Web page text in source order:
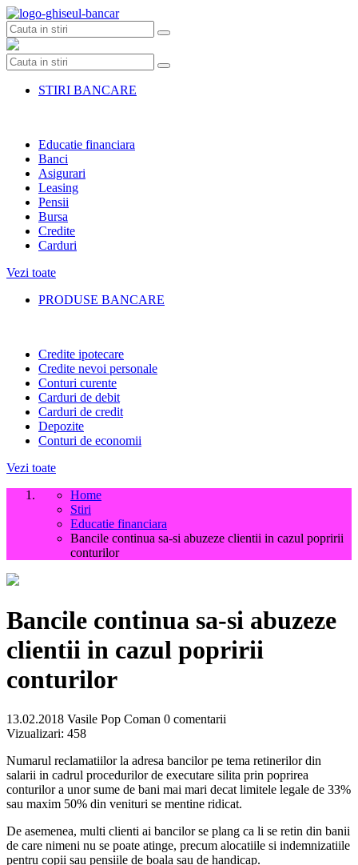
Skip
to
content
STIRI BANCARE
Educatie financiara
Banci
Asigurari
Leasing
Pensii
Bursa
Credite
Carduri
Vezi toate
PRODUSE BANCARE
Credite ipotecare
Credite nevoi personale
Conturi curente
Carduri de debit
Carduri de credit
Depozite
Conturi de economii
Vezi toate
Home
Stiri
Educatie financiara
Bancile continua sa-si abuzeze clientii in cazul popririi
conturilor
Bancile continua sa-si abuzeze
clientii in cazul popririi
conturilor
13.02.2018 Vasile Pop Coman 0 comentarii
Vizualizari: 458
Numarul reclamatiilor la adresa bancilor pe tema retinerilor din
salarii in cadrul procedurilor de executare silita prin poprirea
conturilor a unor sume de bani mai mari decat limitele legale de 33%
sau maxim 50% din venituri se mentine ridicat.
De asemenea, multi clienti ai bancilor se plang ca li se retin din banii
de care nimeni nu se poate atinge, precum alocatiile si indemnizatiile
pentru copii sau pensiile de boala sau de handicap.